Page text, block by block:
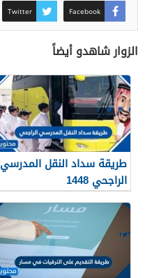
Facebook
Twitter
الزوار شاهدو أيضاً
طريقة سداد النقل المدرسي
الراجحي 1448